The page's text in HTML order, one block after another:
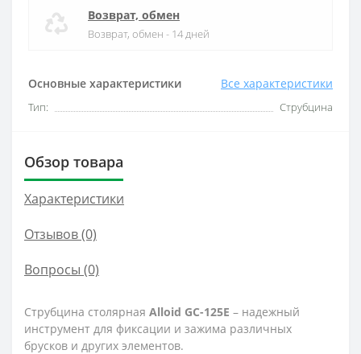
Основные характеристики Все характеристики
Тип: Струбцина
Возврат, обмен
Возврат, обмен - 14 дней
Обзор товара
Характеристики
Отзывов (0)
Вопросы (0)
Струбцина столярная Alloid GC-125E – надежный
инструмент для фиксации и зажима различных
брусков и других элементов.